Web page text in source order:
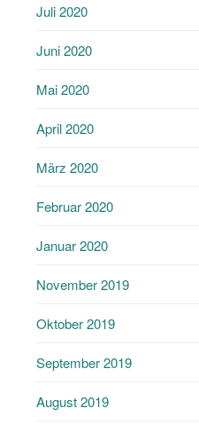
Juli 2020
Juni 2020
Mai 2020
April 2020
März 2020
Februar 2020
Januar 2020
November 2019
Oktober 2019
September 2019
August 2019